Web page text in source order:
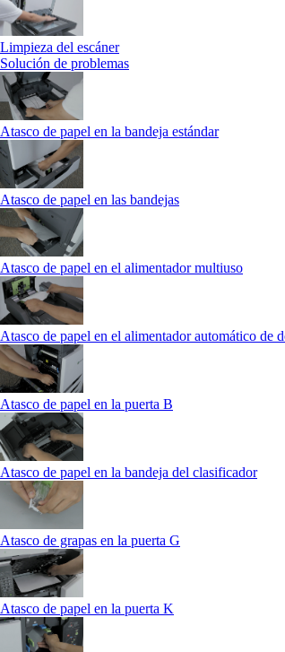
Limpieza del escáner
Solución de problemas
Atasco de papel en la bandeja estándar
Atasco de papel en las bandejas
Atasco de papel en el alimentador multiuso
Atasco de papel en el alimentador automático de
Atasco de papel en la puerta B
Atasco de papel en la bandeja del clasificador
Atasco de grapas en la puerta G
Atasco de papel en la puerta K